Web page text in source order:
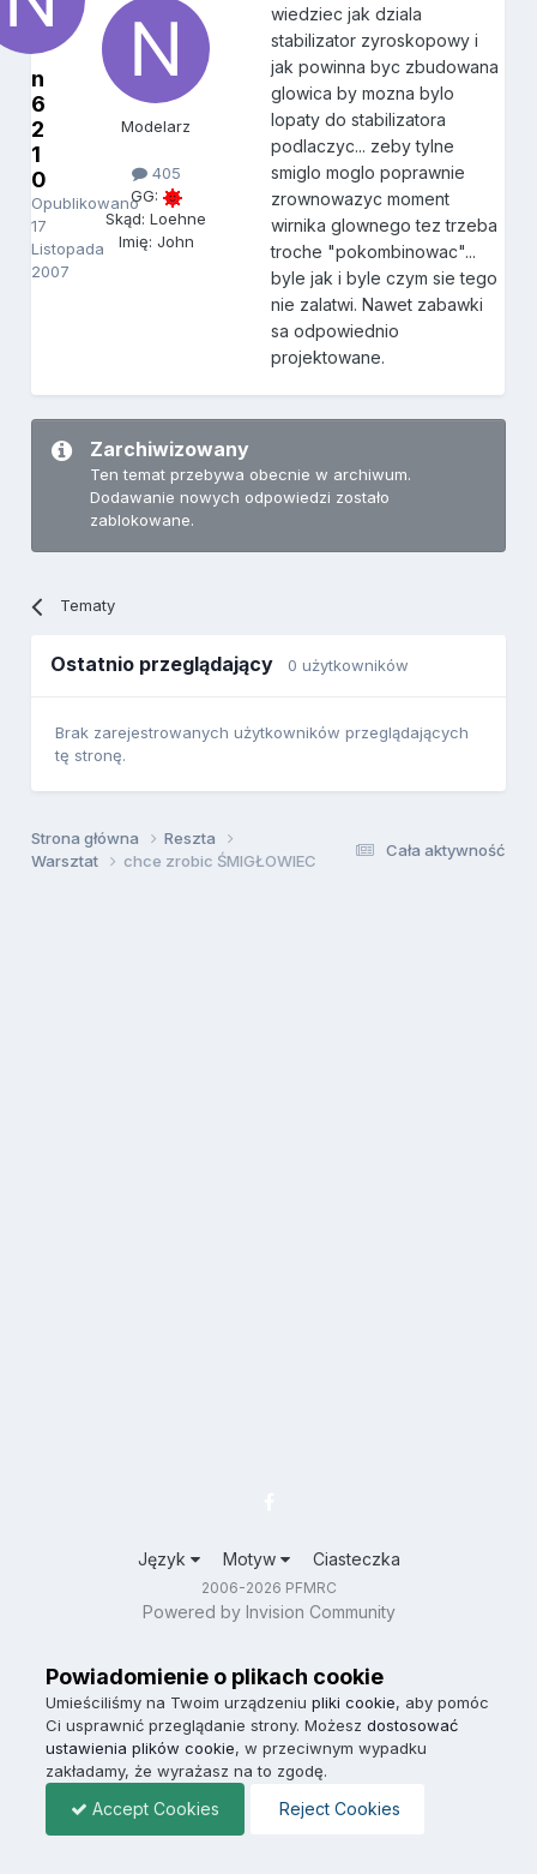
n
6
2
1
0
Opublikowano
17
Listopada
2007
Modelarz
405
GG:
Skąd: Loehne
Imię: John
wiedziec jak dziala
stabilizator zyroskopowy i
jak powinna byc zbudowana
glowica by mozna bylo
lopaty do stabilizatora
podlaczyc... zeby tylne
smiglo moglo poprawnie
zrownowazyc moment
wirnika glownego tez trzeba
troche "pokombinowac"...
byle jak i byle czym sie tego
nie zalatwi. Nawet zabawki
sa odpowiednio
projektowane.
Zarchiwizowany
Ten temat przebywa obecnie w archiwum.
Dodawanie nowych odpowiedzi zostało
zablokowane.
Tematy
Ostatnio przeglądający 0 użytkowników
Brak zarejestrowanych użytkowników przeglądających
tę stronę.
Cała aktywność
Strona główna
Reszta
Warsztat
chce zrobic ŚMIGŁOWIEC
Język Motyw Ciasteczka
2006-2026 PFMRC
Powered by Invision Community
Powiadomienie o plikach cookie
Umieściliśmy na Twoim urządzeniu pliki cookie, aby pomóc
Ci usprawnić przeglądanie strony. Możesz dostosować
ustawienia plików cookie, w przeciwnym wypadku
zakładamy, że wyrażasz na to zgodę.
Accept Cookies Reject Cookies